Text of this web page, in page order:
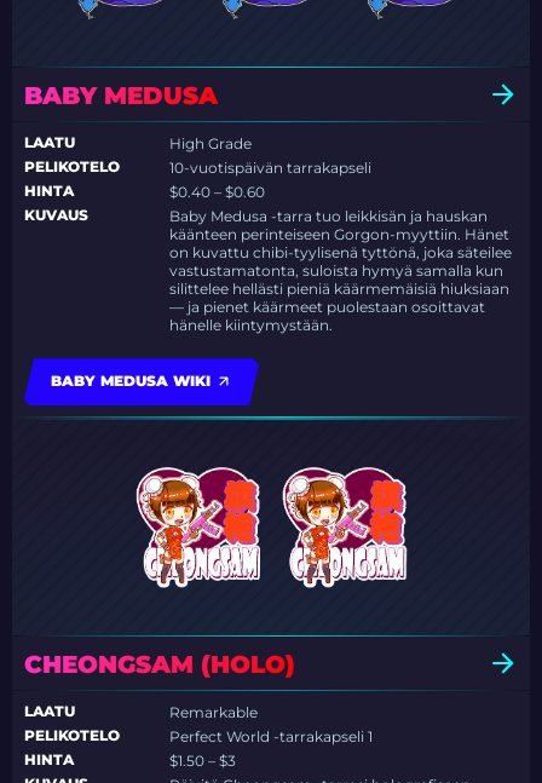
BABY MEDUSA
LAATU
High Grade
PELIKOTELO
10-vuotispäivän tarrakapseli
HINTA
$0.40 – $0.60
KUVAUS
Baby Medusa -tarra tuo leikkisän ja hauskan
käänteen perinteiseen Gorgon-myyttiin. Hänet
on kuvattu chibi-tyylisenä tyttönä, joka säteilee
vastustamatonta, suloista hymyä samalla kun
silittelee hellästi pieniä käärmemäisiä hiuksiaan
— ja pienet käärmeet puolestaan osoittavat
hänelle kiintymystään.
BABY MEDUSA WIKI
CHEONGSAM (HOLO)
LAATU
Remarkable
PELIKOTELO
Perfect World -tarrakapseli 1
HINTA
$1.50 – $3